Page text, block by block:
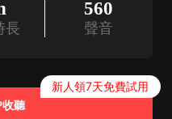
長
560
聲音
聽
新人領7天免費試用